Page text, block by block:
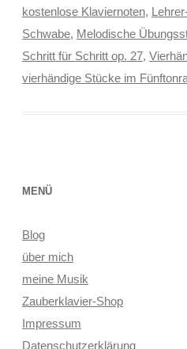
kostenlose Klaviernoten,
Schwabe, Melodische
Schritt für Schritt op. 27,
vierhändige Stücke im
MENÜ
Blog
über mich
meine Musik
Zauberklavier-Shop
Impressum
Datenschutzerklärung